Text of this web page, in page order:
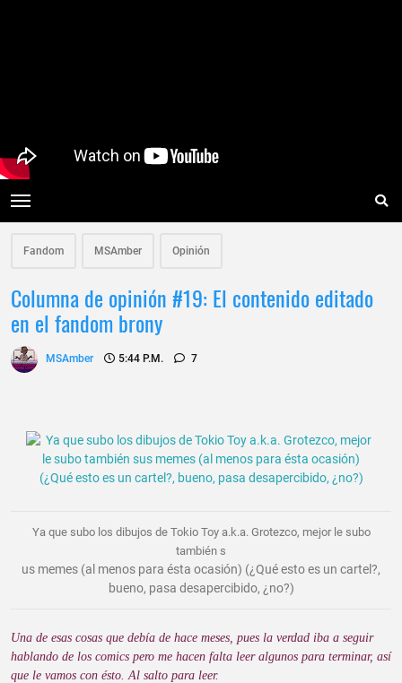
Fandom MSAmber Opinión
Columna de opinión #19: El contenido editado
en el fandom brony
MSAmber 5:44 P.m. 7
Ya que subo los dibujos de Tokio Toy a.k.a. Grotezco, mejor le subo
también s
us memes (al menos para ésta ocasión) (¿Qué esto es un cartel?,
bueno, pasa desapercibido, ¿no?)
Una de esas cosas que debía de hace meses, pues la verdad iba a seguir
hablando de los comics pero me hacen falta leer algunos para terminar, así
que le vamos con ésto. Al salto para leer.